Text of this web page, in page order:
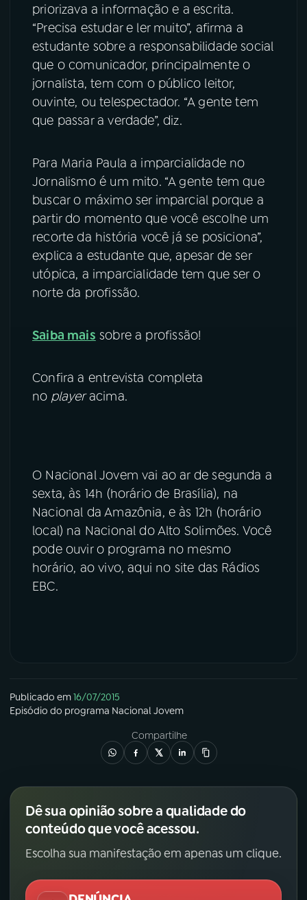
TikTok
priorizava a informação e a escrita.
“Precisa estudar e ler muito”, afirma a
estudante sobre a responsabilidade social
que o comunicador, principalmente o
jornalista, tem com o público leitor,
ouvinte, ou telespectador. “A gente tem
que passar a verdade”, diz.
Para Maria Paula a imparcialidade no
Jornalismo é um mito. “A gente tem que
buscar o máximo ser imparcial porque a
partir do momento que você escolhe um
recorte da história você já se posiciona”,
explica a estudante que, apesar de ser
utópica, a imparcialidade tem que ser o
norte da profissão.
Saiba mais sobre a profissão!
Confira a entrevista completa
no playeracima.
O Nacional Jovem vai ao ar de segunda a
sexta, às 14h (horário de Brasília), na
Nacional da Amazônia, e às 12h (horário
local) na Nacional do Alto Solimões. Você
pode ouvir o programa no mesmo
horário, ao vivo, aqui no site das Rádios
EBC.
Publicado em16/07/2015
Episódio do programa Nacional Jovem
Compartilhe
Dê sua opinião sobre a qualidade do
conteúdo que você acessou.
Escolha sua manifestação em apenas um clique.